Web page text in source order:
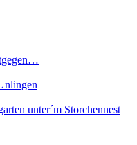
unter´m Storchennest